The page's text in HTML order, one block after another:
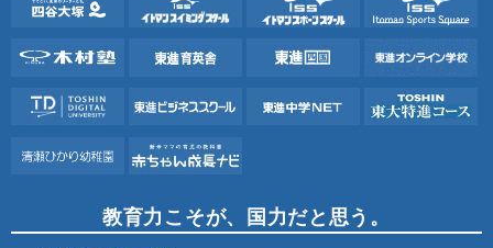
教育力こそが、国力だと思う。